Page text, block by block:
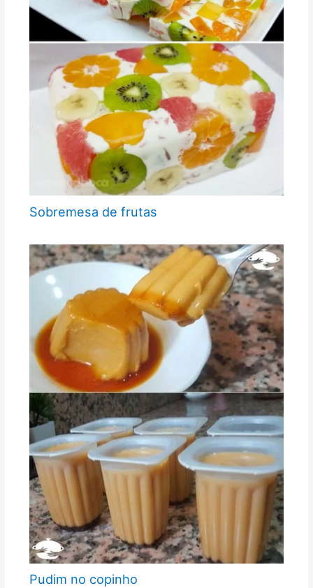
Sobremesa de frutas
Pudim no copinho